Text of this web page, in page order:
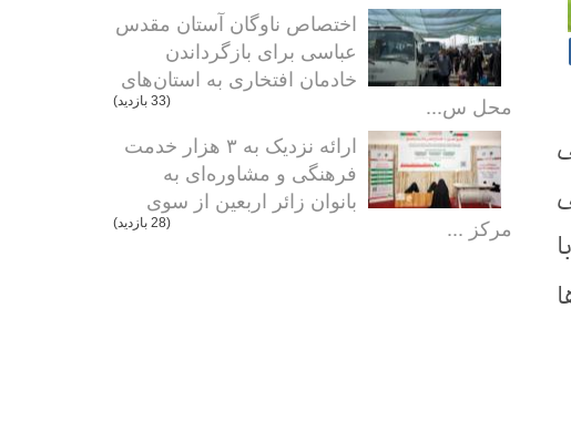
اختصاص ناوگان آستان مقدس
عباسی برای بازگرداندن
خادمان افتخاری به استان‌های
محل س...
(33 بازدید)
ارائه نزدیک به ۳ هزار خدمت
فرهنگی و مشاوره‌ای به
بانوان زائر اربعین از سوی
مرکز ...
(28 بازدید)